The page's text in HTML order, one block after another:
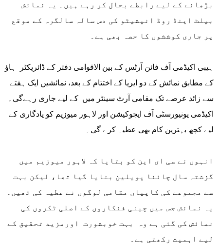
بڑھانے کے لیے رابطے بحال کر رہے ہیں۔ یہ نمائش
بیلٹ اینڈ روڈ انیشیٹو کی دس سالہ سالگرہ کے موقع
پر جاری کوششوں کا حصہ بھی ہے۔
ہیبی اکیڈمی آف فائن آرٹس کے بین الاقوامی دفتر کے ڈائریکٹر ہاؤ
کے مطابق نمائش کے دو ایریا کے اختتام کے بعد، نمائشیں ایک ہفتے
سے زائد عرصے تک مقامی آرٹ سینٹر میں کے لیے جاری رہےگی۔
اکیڈمی یونیورسٹی آف ایجوکیشن اور لاہور میوزیم کو یادگاری کے
لیے کچھ بہترین کام بھی عطیہ کرے گی۔
انہوں نے سی ای این کو بتایا کہ لاہور میوزیم میں
گزشتہ سال چائنا پویلین بنایا گیا تھا، لیکن بہت
سے مجموعے کی کاپیاں مقامی لوگوں نے عطیہ کی تھیں۔
یہ نمائش جس میں چینی فنکاروں کے اصلی ٹکروں کی
نمائش کی گئی ہے وہ بہت خوبشورت اورمزید تحقیق کے
لیے اہمیت رکھتی ہے۔